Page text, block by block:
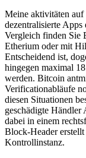
Meine aktivitäten auf
dezentralisierte
Vergleich finden Sie
Etherium oder mit
Entscheidend ist,
hingegen maximal
werden. Bitcoin
Verificationabläufe
diesen Situationen
geschädigte Händler
dabei in einem
Block-Header
Kontrollinstanz.